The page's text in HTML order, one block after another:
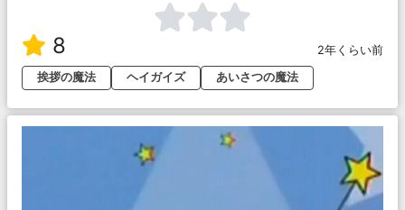
8
2年くらい前
挨拶の魔法
ヘイガイズ あいさつの魔法